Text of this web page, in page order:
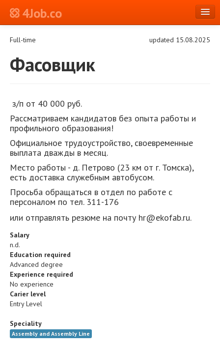
4Job.co
Full-time updated 15.08.2025
Фасовщик
з/п от 40 000 руб.
Рассматриваем кандидатов без опыта работы и
профильного образования!
Официальное трудоустройство, своевременные
выплата дважды в месяц.
Место работы - д. Петрово (23 км от г. Томска),
есть доставка служебным автобусом.
Просьба обращаться в отдел по работе с
персоналом по тел. 311-176
или отправлять резюме на почту hr@ekofab.ru.
Salary
n.d.
Education required
Advanced degree
Experience required
No experience
Carier level
Entry Level
Speciality
Assembly and Assembly Line